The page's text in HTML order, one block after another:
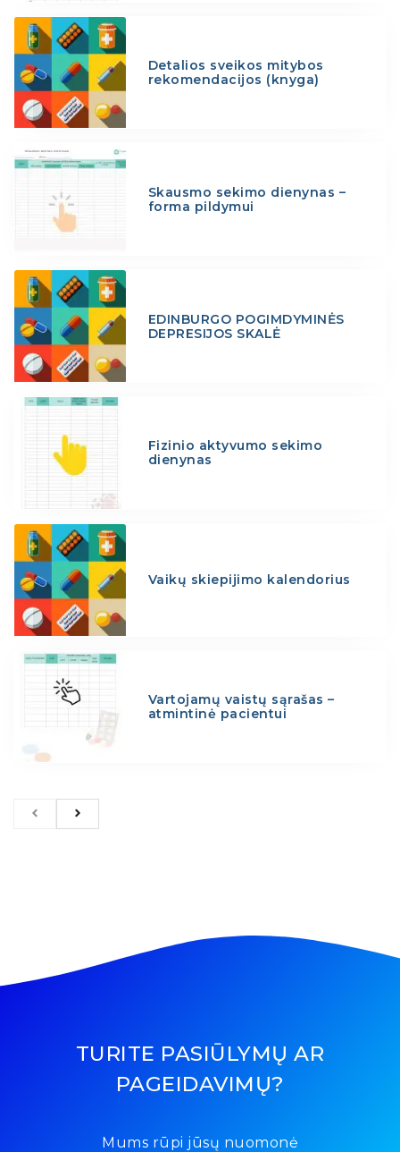
Detalios sveikos mitybos
rekomendacijos (knyga)
Skausmo sekimo dienynas –
forma pildymui
EDINBURGO POGIMDYMINĖS
DEPRESIJOS SKALĖ
Fizinio aktyvumo sekimo
dienynas
Vaikų skiepijimo kalendorius
Vartojamų vaistų sąrašas –
atmintinė pacientui
TURITE PASIŪLYMŲ AR
PAGEIDAVIMŲ?
Mums rūpi jūsų nuomonė